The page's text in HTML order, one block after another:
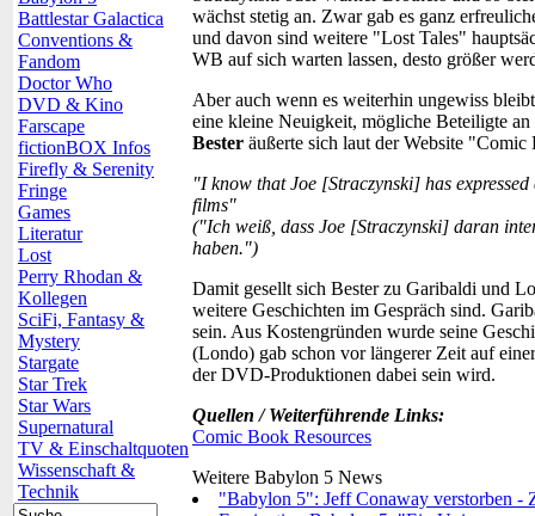
Battlestar Galactica
Conventions &
Fandom
Doctor Who
DVD & Kino
Farscape
fictionBOX Infos
Firefly & Serenity
Fringe
Games
Literatur
Lost
Perry Rhodan &
Kollegen
SciFi, Fantasy &
Mystery
Stargate
Star Trek
Star Wars
Supernatural
TV & Einschaltquoten
Wissenschaft &
Technik
wächst stetig an. Zwar gab es ganz
und davon sind weitere "Lost Tales"
WB auf sich warten lassen, desto größer
Aber auch wenn es weiterhin ungewiss
eine kleine Neuigkeit, mögliche Beteiligte
Bester äußerte sich laut der Website
"I know that Joe [Straczynski] has
films"
("Ich weiß, dass Joe [Straczynski] daran
haben.")
Damit gesellt sich Bester zu Garibaldi und
weitere Geschichten im Gespräch sind.
sein. Aus Kostengründen wurde seine
(Londo) gab schon vor längerer Zeit auf
der DVD-Produktionen dabei sein wird.
Quellen / Weiterführende Links:
Comic Book Resources
Weitere Babylon 5 News
"Babylon 5": Jeff Conaway verstorben -